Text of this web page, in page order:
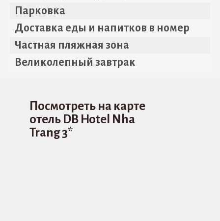
Парковка
Доставка еды и напитков в номер
Частная пляжная зона
Великолепный завтрак
Посмотреть на карте
отель DB Hotel Nha
Trang 3*